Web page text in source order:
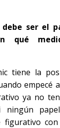
debe ser el
qué
tiene la
empecé
ya no
ningún